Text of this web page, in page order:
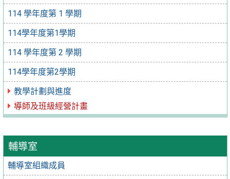
114 學年度第 1 學期
114學年度第1學期
114 學年度第 2 學期
114學年度第2學期
教學計劃與進度
導師及班級經營計畫
輔導室
輔導室組織成員